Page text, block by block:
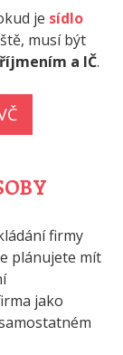
je sídlo
musí být
a IČ.
firmy
plánujete mít
jako